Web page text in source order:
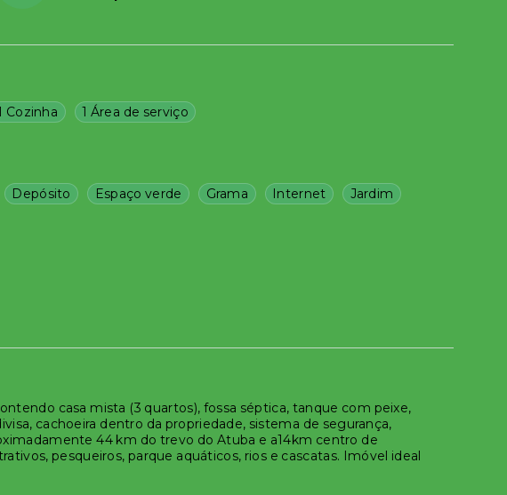
Cozinha 1 Área de serviço
Depósito Espaço verde Grama Internet
Jardim
casa mista (3 quartos), fossa séptica, tanque com peixe,
cachoeira dentro da propriedade, sistema de segurança,
44 km do trevo do Atuba e a14km centro de
pesqueiros, parque aquáticos, rios e cascatas. Imóvel ideal